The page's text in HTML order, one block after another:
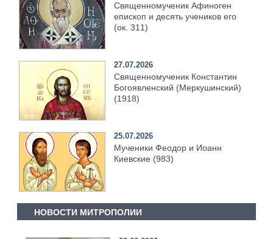
Священномученик Афиноген
епископ и десять учеников его
(ок. 311)
27.07.2026
Священномученик Константин
Богоявленский (Меркушинский)
(1918)
25.07.2026
Мученики Феодор и Иоанн
Киевские (983)
НОВОСТИ МИТРОПОЛИИ